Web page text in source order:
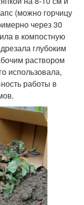
(можно горчицу
через 30
в компостную
глубоким
раствором
использовала,
работы в